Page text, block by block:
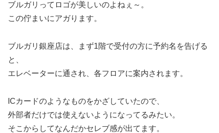
ブルガリってロゴが美しいのよねぇ～。
この佇まいにアガります。
ブルガリ銀座店は、まず1階で受付の方に予約名を告げる
と、
エレベーターに通され、各フロアに案内されます。
ICカードのようなものをかざしていたので、
外部者だけでは使えないようになってるみたい。
そこからしてなんだかセレブ感が出てます。